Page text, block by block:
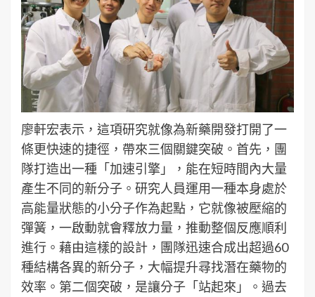
廖軒宏表示，這項研究就像為新藥開發打開了一
條更快速的捷徑，帶來三個關鍵突破。首先，團
隊打造出一種「加速引擎」，能在短時間內大量
產生不同的新分子。研究人員運用一種本身處於
高能量狀態的小分子作為起點，它就像被壓縮的
彈簧，一啟動就會釋放力量，推動整個反應順利
進行。藉由這樣的設計，團隊迅速合成出超過60
種結構各異的新分子，大幅提升尋找潛在藥物的
效率。第二個突破，是讓分子「站起來」。過去